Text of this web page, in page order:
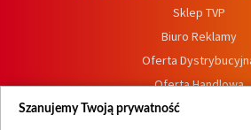
Sklep TVP
Biuro Reklamy
Oferta
Oferta Handlowa
Dostępność
Szanujemy Twoją prywatność